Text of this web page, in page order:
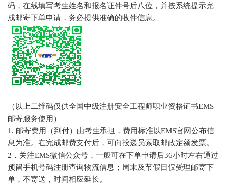
码，在线填写考生姓名和报名证件号后八位，并按系统提示完
成邮寄下单申请，务必提供准确的收件信息。
（以上二维码仅供全国中级注册安全工程师职业资格证书EMS
邮寄服务使用）
1. 邮寄费用（到付）由考生承担，费用标准以EMS官网公布信
息为准。在完成邮费支付后，可向投递员索取邮政定额发票。
2．关注EMS微信公众号，一般可在下单申请后36小时左右通过
预留手机号码注册查询物流信息；周末及节假日仅受理邮寄下
单，不寄送，时间相应延长。